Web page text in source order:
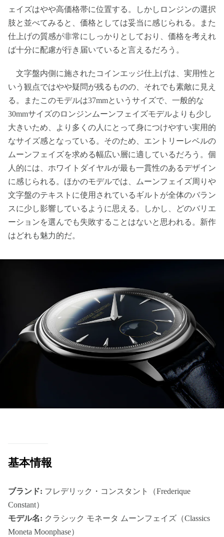
ェイズはやや高価格帯に位置する。しかしロンジンの選択
肢と並べてみると、価格としては妥当に感じられる。また
仕上げの質感が非常にしっかりとしており、価格を考えれ
ば十分に配慮が行き届いていると言えるだろう。
文字盤内側に施されたコインエッジ仕上げは、実用性と
いう観点ではやや疑問が残るものの、それでも素敵に見え
る。またこのモデルは37mmというサイズで、一般的な
30mmサイズのロンジンムーンフェイズモデルよりも少し
大きいため、より多くの人にとって身につけやすい実用的
なサイズ感となっている。そのため、エントリーレベルの
ムーンフェイズを求める幅広い層に適しているだろう。個
人的には、ホワイトダイヤルが最も一貫性のあるデザイン
に感じられる。ほかのモデルでは、ムーンフェイズ周りや
文字盤のテキストに使用されているギルトが全体のバラン
スに少し影響しているように思える。しかし、どのバリエ
ーションを選んでも失敗することはないと思われる。新作
はどれも魅力的だ。
基本情報
ブランド: フレデリック・コンスタント（Frederique
Constant）
モデル名: クラシック モネータ ムーンフェイズ（Classics
Moneta Moonphase）